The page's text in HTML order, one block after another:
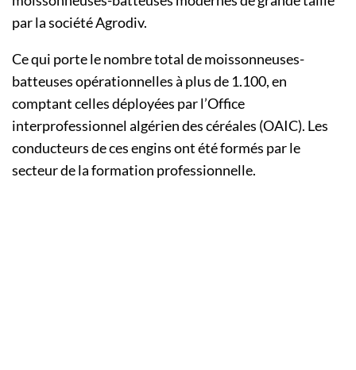
par la société Agrodiv.
Ce qui porte le nombre total de moissonneuses-
batteuses opérationnelles à plus de 1.100, en
comptant celles déployées par l’Office
interprofessionnel algérien des céréales (OAIC). Les
conducteurs de ces engins ont été formés par le
secteur de la formation professionnelle.